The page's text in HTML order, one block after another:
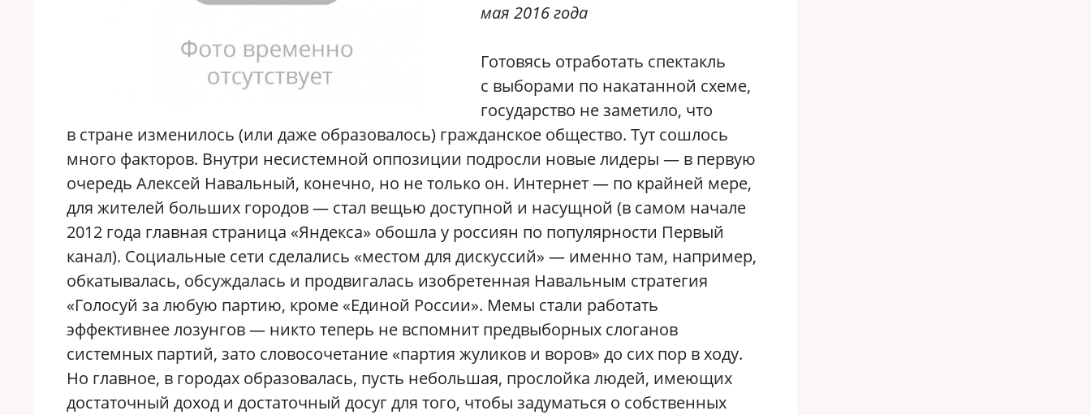
мая 2016 года
Готовясь отработать спектакль
с выборами по накатанной схеме,
государство не заметило, что
в стране изменилось (или даже образовалось) гражданское общество. Тут сошлось
много факторов. Внутри несистемной оппозиции подросли новые лидеры — в первую
очередь Алексей Навальный, конечно, но не только он. Интернет — по крайней мере,
для жителей больших городов — стал вещью доступной и насущной (в самом начале
2012 года главная страница «Яндекса» обошла у россиян по популярности Первый
канал). Социальные сети сделались «местом для дискуссий» — именно там, например,
обкатывалась, обсуждалась и продвигалась изобретенная Навальным стратегия
«Голосуй за любую партию, кроме «Единой России». Мемы стали работать
эффективнее лозунгов — никто теперь не вспомнит предвыборных слоганов
системных партий, зато словосочетание «партия жуликов и воров» до сих пор в ходу.
Но главное, в городах образовалась, пусть небольшая, прослойка людей, имеющих
достаточный доход и достаточный досуг для того, чтобы задуматься о собственных